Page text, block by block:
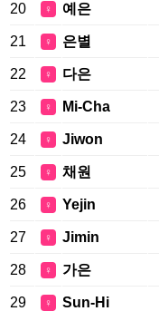
20 ♀ 예은
21 ♀ 은별
22 ♀ 다은
23 ♀ Mi-Cha
24 ♀ Jiwon
25 ♀ 채원
26 ♀ Yejin
27 ♀ Jimin
28 ♀ 가은
29 ♀ Sun-Hi